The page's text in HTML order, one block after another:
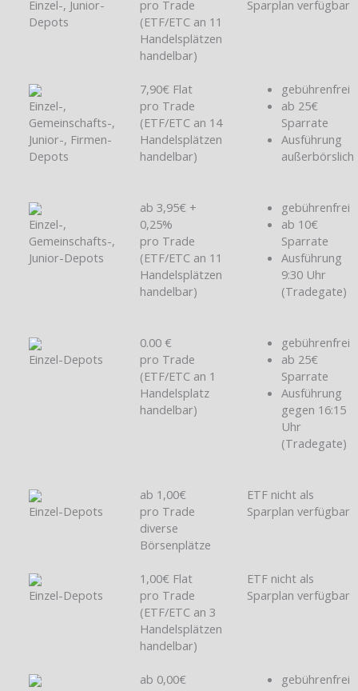
Einzel-, Junior-
Depots
pro Trade
(ETF/ETC an 11
Handelsplätzen
handelbar)
Sparplan verfügbar
Einzel-,
Gemeinschafts-,
Junior-, Firmen-
Depots
7,90€ Flat
pro Trade
(ETF/ETC an 14
Handelsplätzen
handelbar)
gebührenfrei
ab 25€
Sparrate
Ausführung
außerbörslich
Einzel-,
Gemeinschafts-,
Junior-Depots
ab 3,95€ +
0,25%
pro Trade
(ETF/ETC an 11
Handelsplätzen
handelbar)
gebührenfrei
ab 10€
Sparrate
Ausführung
9:30 Uhr
(Tradegate)
Einzel-Depots
0.00 €
pro Trade
(ETF/ETC an 1
Handelsplatz
handelbar)
gebührenfrei
ab 25€
Sparrate
Ausführung
gegen 16:15
Uhr
(Tradegate)
Einzel-Depots
ab 1,00€
pro Trade
diverse
Börsenplätze
ETF nicht als
Sparplan verfügbar
Einzel-Depots
1,00€ Flat
pro Trade
(ETF/ETC an 3
Handelsplätzen
handelbar)
ETF nicht als
Sparplan verfügbar
ab 0,00€
gebührenfrei